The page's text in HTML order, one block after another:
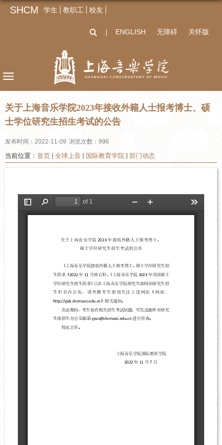
SHCM 学生 教职工 校友
ENGLISH 无障碍 关怀版
关于上海音乐学院2023年接收外籍人士报考博士、硕
士学位研究生招生考试的公告
发布时间：2022-11-09 浏览次数： 996
当前位置： 首页 全球上音 国际教育学院 部门动态